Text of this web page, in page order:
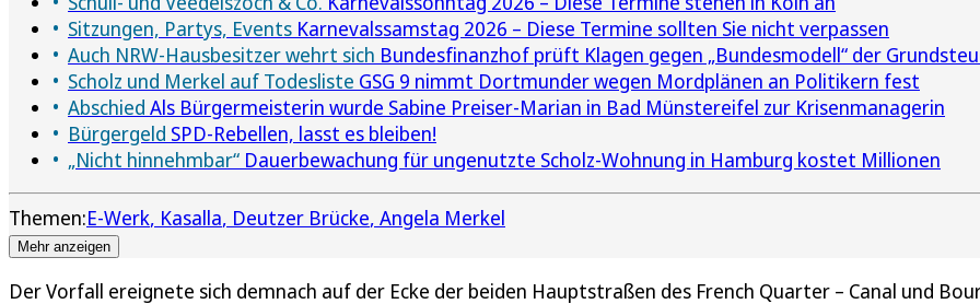
Sitzungen, Partys, Events Karnevalssamstag 2026 – Diese Termine sollten Sie nicht verpassen
Auch NRW-Hausbesitzer wehrt sich Bundesfinanzhof prüft Klagen gegen „Bundesmodell“ der
Scholz und Merkel auf Todesliste GSG 9 nimmt Dortmunder wegen Mordplänen an Politikern fest
Abschied Als Bürgermeisterin wurde Sabine Preiser-Marian in Bad Münstereifel zur Krisenmanagerin
Bürgergeld SPD-Rebellen, lasst es bleiben!
„Nicht hinnehmbar“ Dauerbewachung für ungenutzte Scholz-Wohnung in Hamburg kostet Millionen
Themen:E-Werk Kasalla Deutzer Brücke Angela Merkel
Mehr anzeigen
Der Vorfall ereignete sich demnach auf der Ecke der beiden Hauptstraßen des French Quarter – Canal und